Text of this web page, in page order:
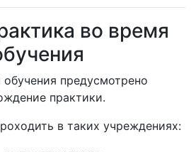
во время
предусмотрено
практики.
в таких учреждениях: